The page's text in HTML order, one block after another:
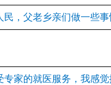
，父老乡亲们做一些
家的就医服务，我感觉